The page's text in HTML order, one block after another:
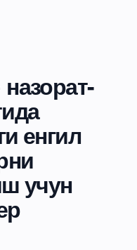
енгил
учун